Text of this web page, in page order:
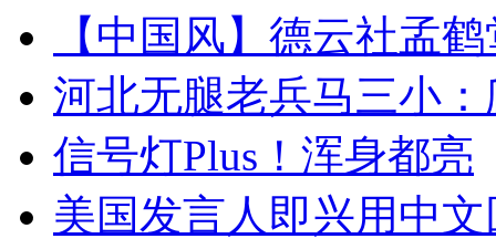
【中国风】德云社孟
河北无腿老兵马三小
信号灯Plus！浑身都亮
美国发言人即兴用中